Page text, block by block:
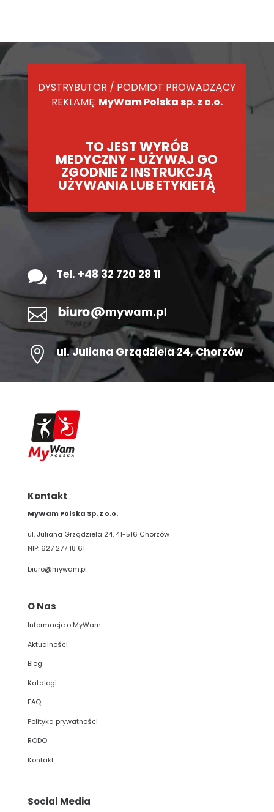
DYSTRYBUTOR / PODMIOT PROWADZĄCY
REKLAMĘ: MyWam Polska sp. z o.o.
TO JEST WYRÓB
MEDYCZNY - UŻYWAJ GO
ZGODNIE Z INSTRUKCJĄ
UŻYWANIA LUB ETYKIETĄ
 Tel. +48 32 720 28 11

 ul.Juliana Grządziela 24, Chorzów
Kontakt
MyWam Polska Sp. z o.o.
ul. Juliana Grządziela 24, 41-516 Chorzów
NIP: 627 277 18 61
biuro@mywam.pl
O Nas
Informacje o MyWam
Aktualności
Blog
Katalogi
FAQ
Polityka prywatności
RODO
Kontakt
Social Media